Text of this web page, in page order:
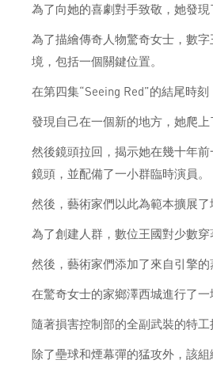
為了向她的喜劇對手致敬，她發
為了描繪傳奇人物驚奇女士，數
境，包括一個關鍵位置。
在第四集“Seeing Red”的結尾時
發現自己在一個新的地方，她爬上
然後鏡頭拉回，揭示她在幾十年
鏡頭，並配備了一小群臨時演員。
然後，藝術家們以此為範本擴展
為了創建人群，數位王國對少數
然後，藝術家們添加了來自引擎
在驚奇女士的家鄉澤西城進行了
隨著損害控制部的全副武裝的特
除了壘球和煙幕彈的猛攻外，該